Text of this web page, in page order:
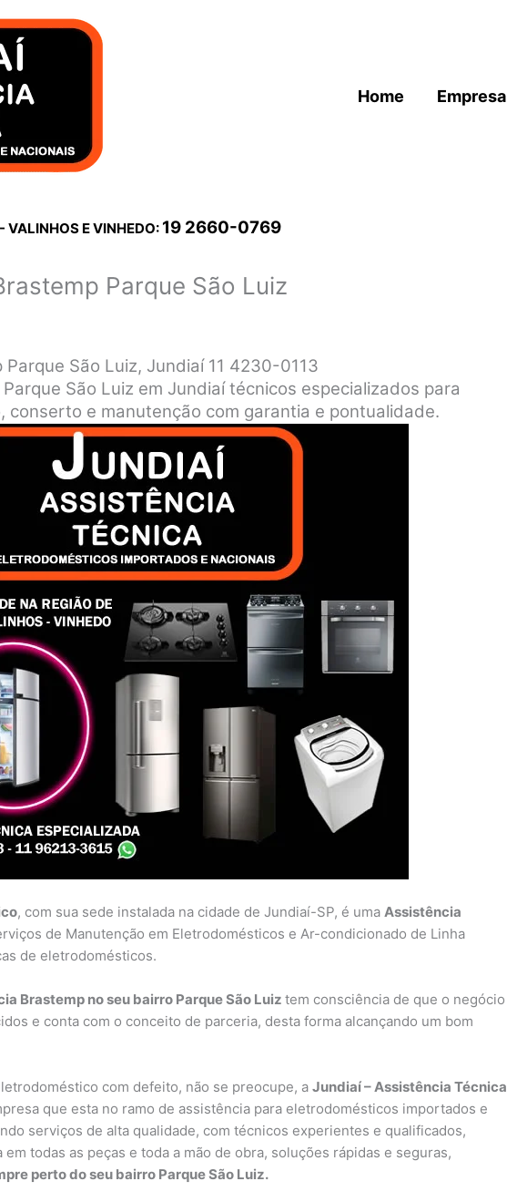
Home Empresa
- VALINHOS E VINHEDO: 19 2660-0769
Parque São Luiz
São Luiz, Jundiaí 11 4230-0113
São Luiz em Jundiaí técnicos especializados para
conserto e manutenção com garantia e pontualidade.
, com sua sede instalada na cidade de Jundiaí-SP, é uma Assistência
de Manutenção em Eletrodomésticos e Ar-condicionado de Linha
de eletrodomésticos.
Brastemp no seu bairro Parque São Luiz tem consciência de que o negócio
e conta com o conceito de parceria, desta forma alcançando um bom
com defeito, não se preocupe, a Jundiaí – Assistência Técnica
que esta no ramo de assistência para eletrodomésticos importados e
serviços de alta qualidade, com técnicos experientes e qualificados,
todas as peças e toda a mão de obra, soluções rápidas e seguras,
perto do seu bairro Parque São Luiz.